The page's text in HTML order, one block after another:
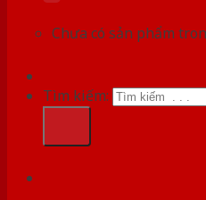
Chưa có sản phẩm
Tìm kiếm: